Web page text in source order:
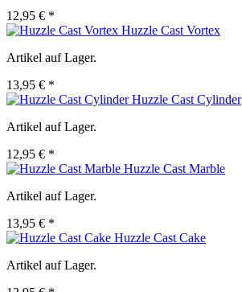
12,95 € *
Huzzle Cast Vortex
Artikel auf Lager.
13,95 € *
Huzzle Cast Cylinder
Artikel auf Lager.
12,95 € *
Huzzle Cast Marble
Artikel auf Lager.
13,95 € *
Huzzle Cast Cake
Artikel auf Lager.